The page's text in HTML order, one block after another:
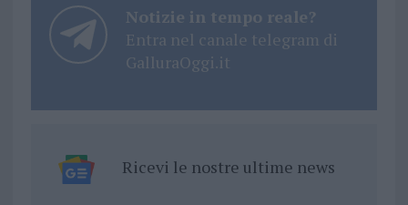
Notizie in tempo reale?
Entra nel canale telegram di
GalluraOggi.it
Ricevi le nostre ultime news